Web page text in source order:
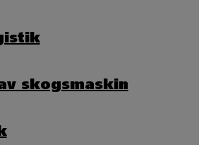
skogsmaskin